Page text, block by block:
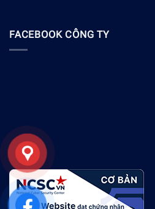
FACEBOOK CÔNG TY